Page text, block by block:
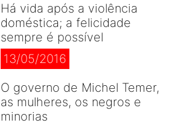
Há vida após a violência
doméstica; a felicidade
sempre é possível
13/05/2016
O governo de Michel Temer,
as mulheres, os negros e
minorias